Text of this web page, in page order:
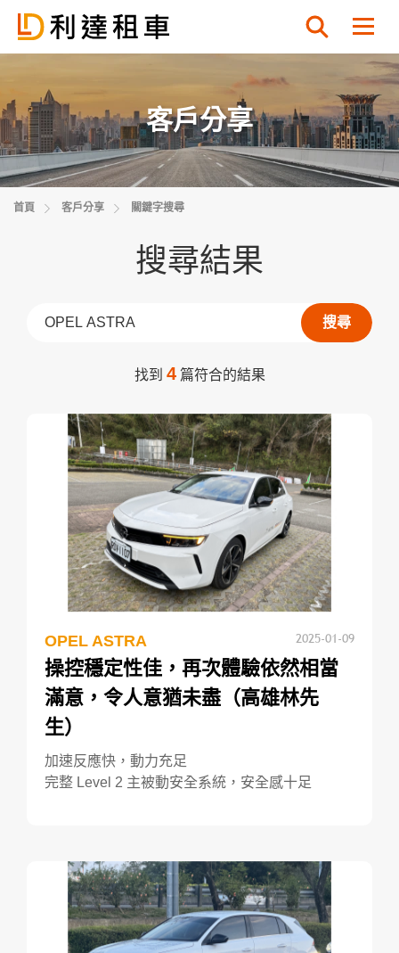
認證易手車
客戶分享
首頁 客戶分享 關鍵字搜尋
搜尋結果
搜尋
找到 4篇符合的結果
OPEL ASTRA 2025-01-09
操控穩定性佳，再次體驗依然相當
滿意，令人意猶未盡（高雄林先
生）
加速反應快，動力充足
完整 Level 2 主被動安全系統，安全感十足